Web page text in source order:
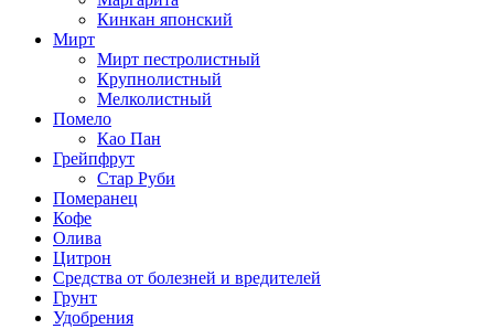
Кинкан японский
Мирт
Мирт пестролистный
Крупнолистный
Мелколистный
Помело
Као Пан
Грейпфрут
Стар Руби
Померанец
Кофе
Олива
Цитрон
Средства от болезней и вредителей
Грунт
Удобрения